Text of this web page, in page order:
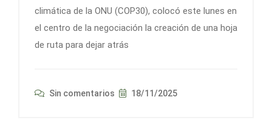
climática de la ONU (COP30), colocó este lunes en
el centro de la negociación la creación de una hoja
de ruta para dejar atrás
Sin comentarios 18/11/2025